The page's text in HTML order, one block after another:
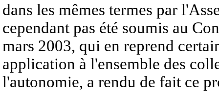
dans les mêmes termes par
cependant pas été soumis au
mars 2003, qui en reprend
application à l'ensemble des
l'autonomie, a rendu de fait ce